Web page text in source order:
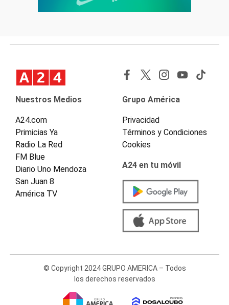
Nuestros Medios
A24.com
Primicias Ya
Radio La Red
FM Blue
Diario Uno Mendoza
San Juan 8
América TV
Grupo América
Privacidad
Términos y Condiciones
Cookies
A24 en tu móvil
© Copyright 2024 GRUPO AMERICA – Todos
los derechos reservados